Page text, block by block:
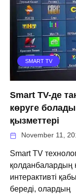
SMART TV
Smart TV-де
көруге
қызметтері
November 11,
Smart TV
интерактивті
береді, олардың